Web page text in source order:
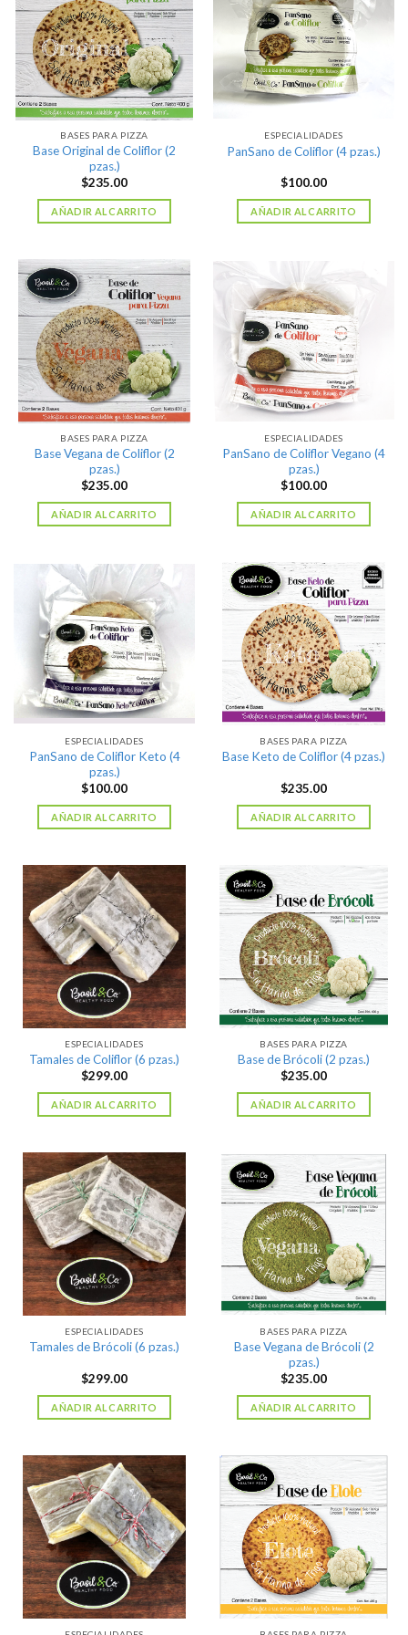
BASES PARA PIZZA
Base Original de Coliflor (2
pzas.)
$235.00
AÑADIR AL CARRITO
ESPECIALIDADES
PanSano de Coliflor (4 pzas.)
$100.00
AÑADIR AL CARRITO
BASES PARA PIZZA
Base Vegana de Coliflor (2
pzas.)
$235.00
AÑADIR AL CARRITO
ESPECIALIDADES
PanSano de Coliflor Vegano (4
pzas.)
$100.00
AÑADIR AL CARRITO
ESPECIALIDADES
PanSano de Coliflor Keto (4
pzas.)
$100.00
AÑADIR AL CARRITO
BASES PARA PIZZA
Base Keto de Coliflor (4 pzas.)
$235.00
AÑADIR AL CARRITO
ESPECIALIDADES
Tamales de Coliflor (6 pzas.)
$299.00
AÑADIR AL CARRITO
BASES PARA PIZZA
Base de Brócoli (2 pzas.)
$235.00
AÑADIR AL CARRITO
ESPECIALIDADES
Tamales de Brócoli (6 pzas.)
$299.00
AÑADIR AL CARRITO
BASES PARA PIZZA
Base Vegana de Brócoli (2
pzas.)
$235.00
AÑADIR AL CARRITO